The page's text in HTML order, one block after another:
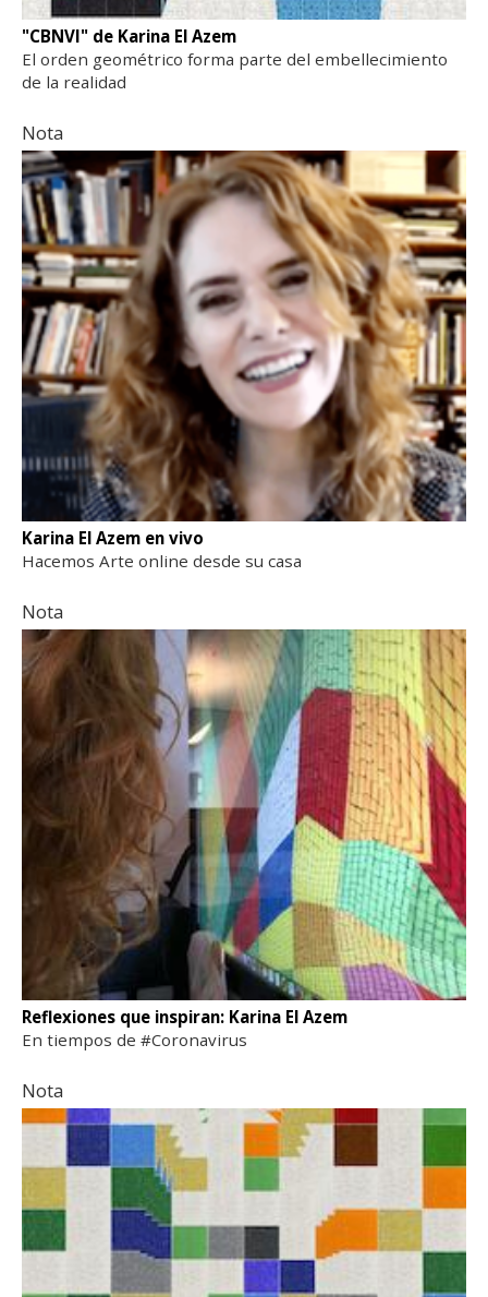
"CBNVI" de Karina El Azem
El orden geométrico forma parte del embellecimiento
de la realidad
Nota
Karina El Azem en vivo
Hacemos Arte online desde su casa
Nota
Reflexiones que inspiran: Karina El Azem
En tiempos de #Coronavirus
Nota